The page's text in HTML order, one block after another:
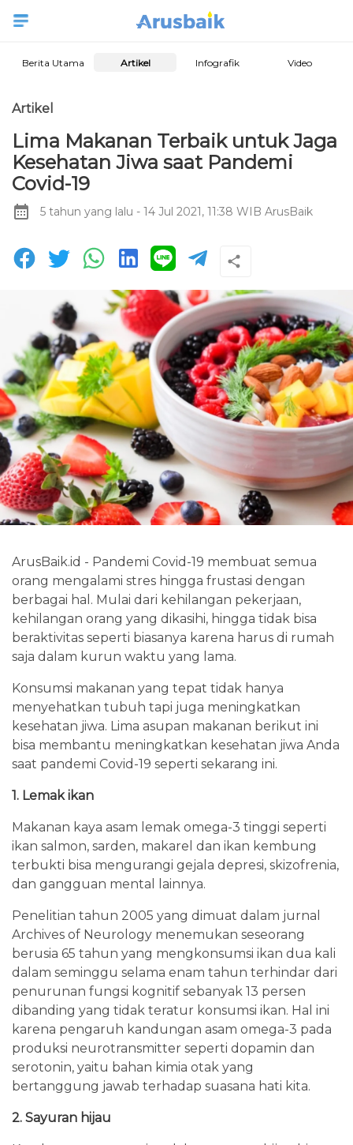
Berita Utama Artikel Infografik Video
Artikel
Lima Makanan Terbaik untuk Jaga
Kesehatan Jiwa saat Pandemi
Covid-19
5 tahun yang lalu - 14 Jul 2021, 11:38 WIB ArusBaik
ArusBaik.id - Pandemi Covid-19 membuat semua
orang mengalami stres hingga frustasi dengan
berbagai hal. Mulai dari kehilangan pekerjaan,
kehilangan orang yang dikasihi, hingga tidak bisa
beraktivitas seperti biasanya karena harus di rumah
saja dalam kurun waktu yang lama.
Konsumsi makanan yang tepat tidak hanya
menyehatkan tubuh tapi juga meningkatkan
kesehatan jiwa. Lima asupan makanan berikut ini
bisa membantu meningkatkan kesehatan jiwa Anda
saat pandemi Covid-19 seperti sekarang ini.
1. Lemak ikan
Makanan kaya asam lemak omega-3 tinggi seperti
ikan salmon, sarden, makarel dan ikan kembung
terbukti bisa mengurangi gejala depresi, skizofrenia,
dan gangguan mental lainnya.
Penelitian tahun 2005 yang dimuat dalam jurnal
Archives of Neurology menemukan seseorang
berusia 65 tahun yang mengkonsumsi ikan dua kali
dalam seminggu selama enam tahun terhindar dari
penurunan fungsi kognitif sebanyak 13 persen
dibanding yang tidak teratur konsumsi ikan. Hal ini
karena pengaruh kandungan asam omega-3 pada
produksi neurotransmitter seperti dopamin dan
serotonin, yaitu bahan kimia otak yang
bertanggung jawab terhadap suasana hati kita.
2. Sayuran hijau